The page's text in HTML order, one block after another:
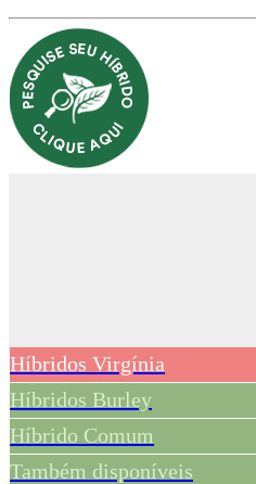
Híbridos Virgínia
Híbridos Burley
Híbrido Comum
Também disponíveis